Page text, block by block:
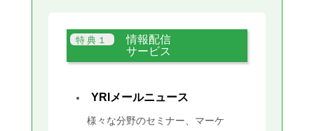
情報配信
サービス
YRIメールニュース
様々な分野のセミナー、マーケ